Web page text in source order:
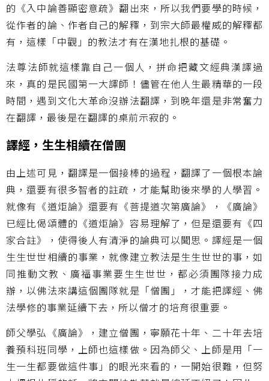
的《入中論善顯密意疏》翻出來，所以我們要學的時候，
從作者的論、作者自己的解釋，到宗大師最權威的解釋都
有，這樣「中觀」的教法才有在漢地扎根的基礎。
法尊法師就這樣靠自己一個人，拼命把藏文經典漢譯過
來，真的是民國第一大譯師！儘管在他人生最精華的一段
時間，遇到文化大革命沒辦法翻譯，到晚年還是非常奮力
在翻譯，最後是在翻譯的桌前示寂的。
譯經，生生相續在僧團
由上述可見，翻譯是一個接棒的過程，翻譯了一個根本論
典，還要有很多智者的註疏，才能幫助後來學的人學習。
就像有《道炬論》還要有《菩提道次第廣論》，《廣論》
已經比偈頌體的《道炬論》容易理解了，但是還要有《四
家合註》，使得後人有清淨的論典可以聞思。譯經是一個
生生世世相續的事業，就像建立教法是生生世世的事，如
同推動文教、廣福事業要生生世世，都必須團隊接力成
辦，以佛法來講這個團隊就是「僧團」，才能把譯經、佛
法學修的事業延續下去，所以僧才的培育很重要。
師父學弘《廣論》，建立僧團，寧願花十年、二十年去培
養預科班同學，上師也這樣做。因為師父、上師是用「一
生一生都要做這件事」的眼光來看的，一開始很難，但努